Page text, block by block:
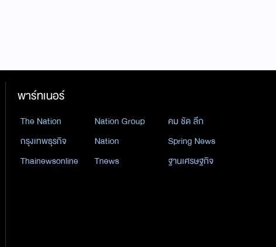
พาร์ทเนอร์
The Nation Nation Group
คม ชัด ลึก
กรุงเทพธุรกิจ
Nation
Spring News
Thainewsonline
Tnews ฐานเศรษฐกิจ